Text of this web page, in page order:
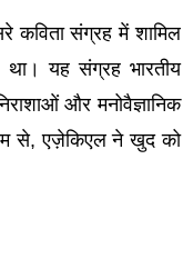
कविता संग्रह में शामिल
था। यह संग्रह भारतीय
और मनोवैज्ञानिक
से, एज़ेकिएल ने खुद को